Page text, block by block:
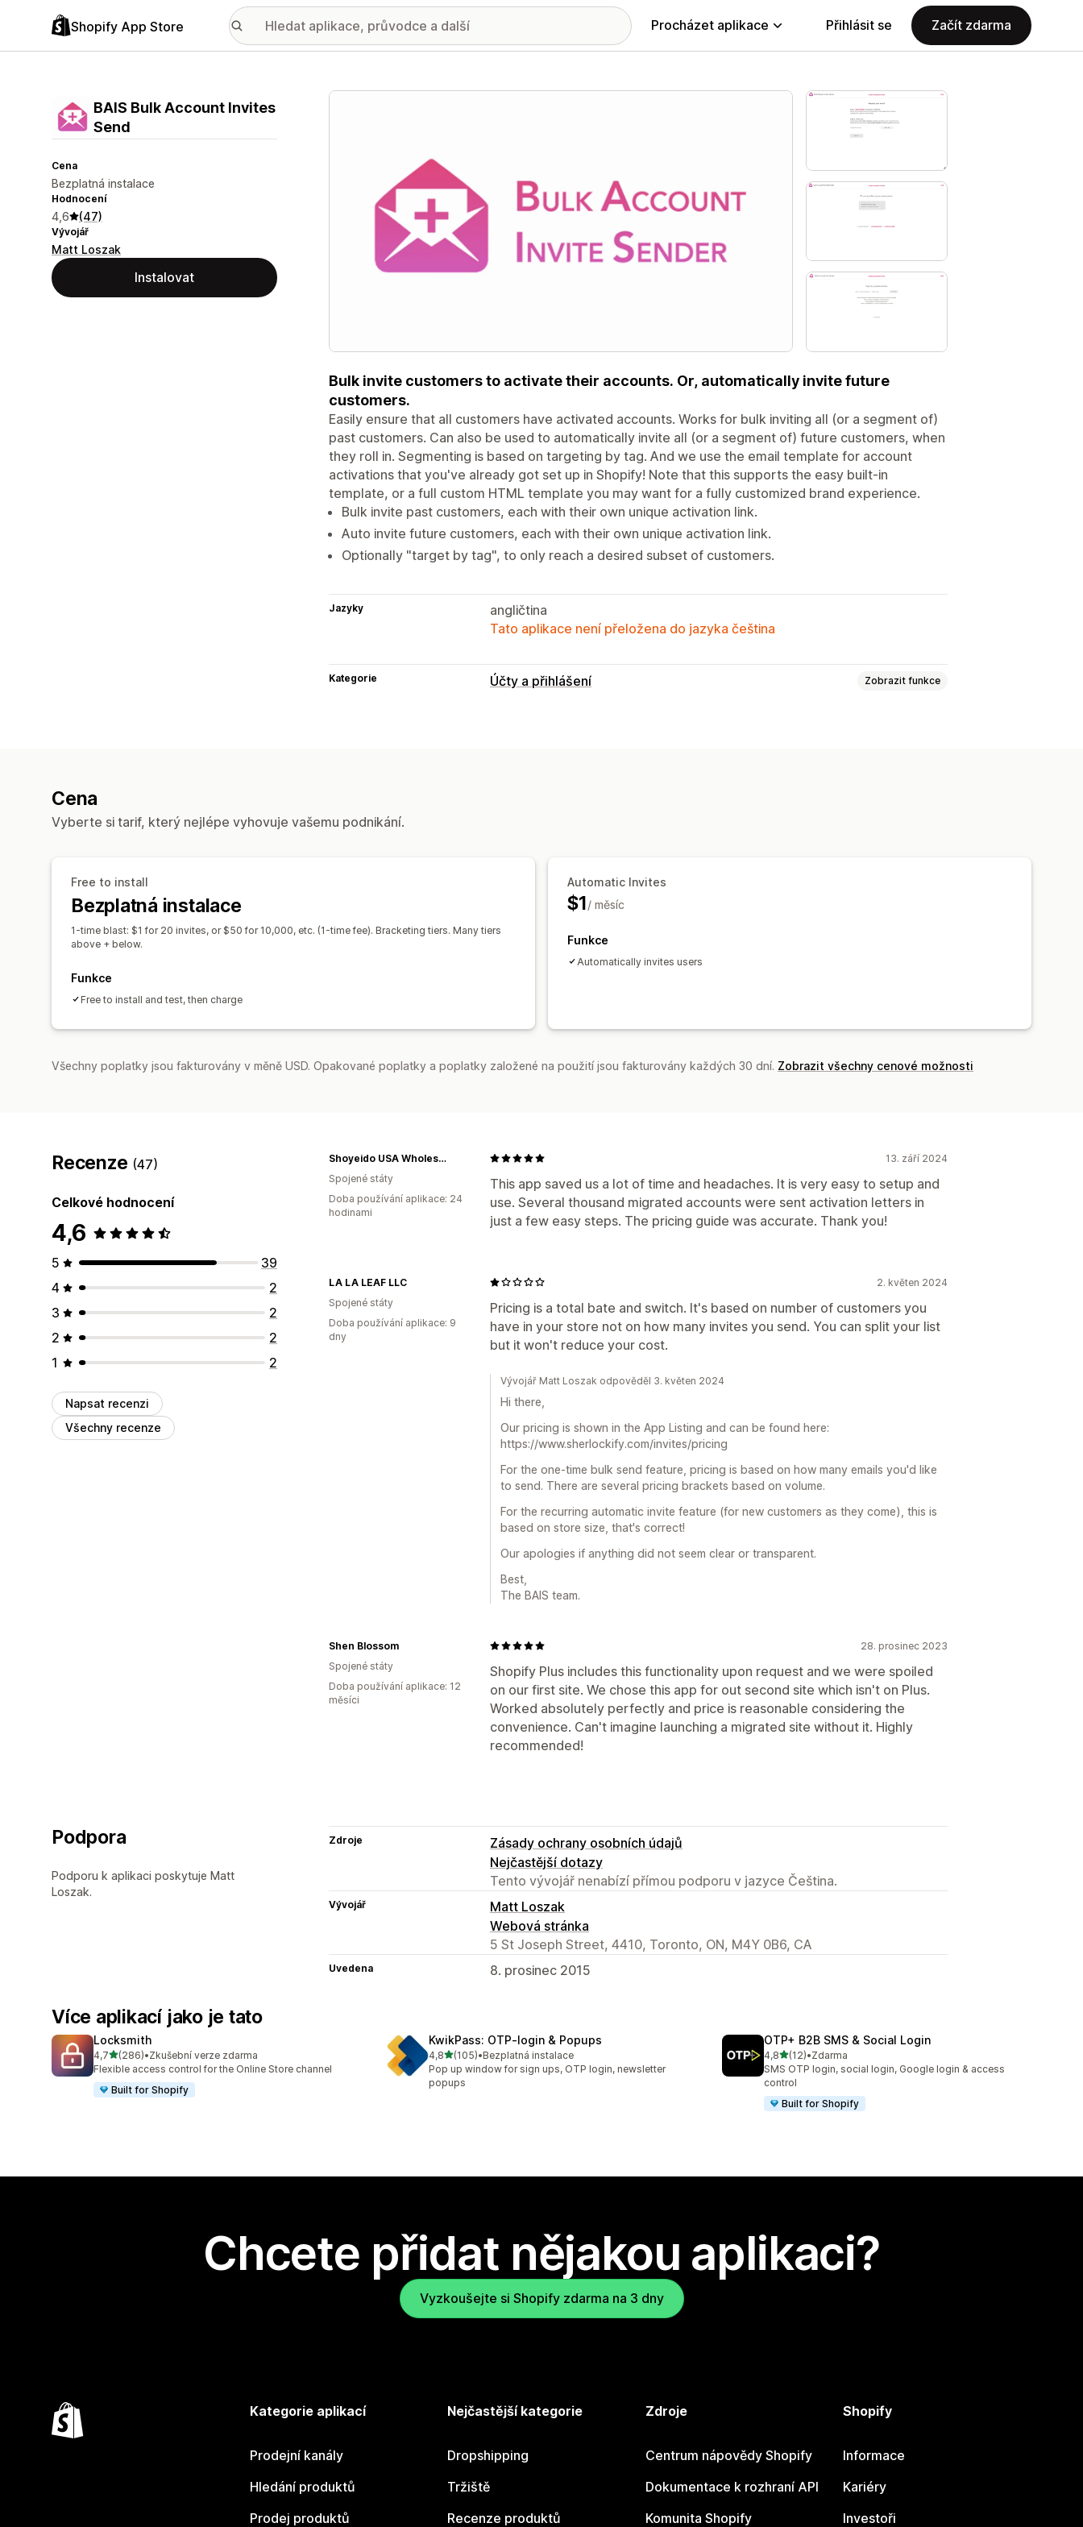
Shopify App Store Procházet aplikace Přihlásit se Začít zdarma
BAIS Bulk Account Invites
Send
Cena
Bezplatná instalace
Hodnocení
4,6 (47)
Vývojář
Matt Loszak
Instalovat
Galerie propagovaných obrázků
Bulk invite customers to activate their accounts. Or, automatically invite future
customers.
Easily ensure that all customers have activated accounts. Works for bulk inviting all (or a segment of)
past customers. Can also be used to automatically invite all (or a segment of) future customers, when
they roll in. Segmenting is based on targeting by tag. And we use the email template for account
activations that you've already got set up in Shopify! Note that this supports the easy built-in
template, or a full custom HTML template you may want for a fully customized brand experience.
Bulk invite past customers, each with their own unique activation link.
Auto invite future customers, each with their own unique activation link.
Optionally "target by tag", to only reach a desired subset of customers.
Jazyky
angličtina
Tato aplikace není přeložena do jazyka čeština
Kategorie Účty a přihlášení Zobrazit funkce
Cena
Vyberte si tarif, který nejlépe vyhovuje vašemu podnikání.
Free to install
Bezplatná instalace
1-time blast: $1 for 20 invites, or $50 for 10,000, etc. (1-time fee). Bracketing tiers. Many tiers
above + below.
Funkce
Free to install and test, then charge
Automatic Invites
$1/ měsíc
Funkce
Automatically invites users
Všechny poplatky jsou fakturovány v měně USD. Opakované poplatky a poplatky založené na použití jsou fakturovány každých 30 dní. Zobrazit všechny cenové možnosti
Recenze (47)
Celkové hodnocení
4,6
5
39
4
2
3
2
2
2
1
2
Napsat recenzi
Všechny recenze
13. září 2024
This app saved us a lot of time and headaches. It is very easy to setup and
use. Several thousand migrated accounts were sent activation letters in
just a few easy steps. The pricing guide was accurate. Thank you!
Shoyeido USA Wholesale
Spojené státy
Doba používání aplikace: 24
hodinami
2. květen 2024
Pricing is a total bate and switch. It's based on number of customers you
have in your store not on how many invites you send. You can split your list
but it won't reduce your cost.
LA LA LEAF LLC
Spojené státy
Doba používání aplikace: 9
dny
Vývojář Matt Loszak odpověděl 3. květen 2024
Hi there,
Our pricing is shown in the App Listing and can be found here:
https://www.sherlockify.com/invites/pricing
For the one-time bulk send feature, pricing is based on how many emails you'd like
to send. There are several pricing brackets based on volume.
For the recurring automatic invite feature (for new customers as they come), this is
based on store size, that's correct!
Our apologies if anything did not seem clear or transparent.
Best,
The BAIS team.
28. prosinec 2023
Shopify Plus includes this functionality upon request and we were spoiled
on our first site. We chose this app for out second site which isn't on Plus.
Worked absolutely perfectly and price is reasonable considering the
convenience. Can't imagine launching a migrated site without it. Highly
recommended!
Shen Blossom
Spojené státy
Doba používání aplikace: 12
měsíci
Podpora
Podporu k aplikaci poskytuje Matt
Loszak.
Zdroje
Zásady ochrany osobních údajů
Nejčastější dotazy
Tento vývojář nenabízí přímou podporu v jazyce Čeština.
Vývojář
Matt Loszak
Webová stránka
5 St Joseph Street, 4410, Toronto, ON, M4Y 0B6, CA
Uvedena 8. prosinec 2015
Více aplikací jako je tato
Locksmith
4,7z 5 hvězd
(286)
Celkový počet recenzí: 286
•Zkušební verze zdarma
Flexible access control for the Online Store channel
Built for Shopify
KwikPass: OTP‑login & Popups
4,8z 5 hvězd
(105)
Celkový počet recenzí: 105
•Bezplatná instalace
Pop up window for sign ups, OTP login, newsletter
popups
OTP+ B2B SMS & Social Login
4,8z 5 hvězd
(12)
Celkový počet recenzí: 12
•Zdarma
SMS OTP login, social login, Google login & access
control
Built for Shopify
Chcete přidat nějakou aplikaci?
Vyzkoušejte si Shopify zdarma na 3 dny
Kategorie aplikací
Prodejní kanály
Hledání produktů
Prodej produktů
Nejčastější kategorie
Dropshipping
Tržiště
Recenze produktů
Zdroje
Centrum nápovědy Shopify
Dokumentace k rozhraní API
Komunita Shopify
Shopify
Informace
Kariéry
Investoři